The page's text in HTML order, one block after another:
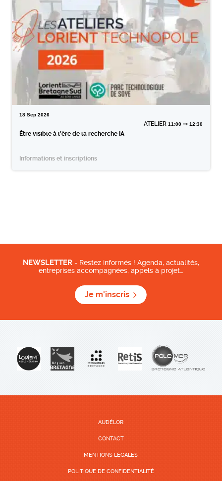
18 Sep 2026
ATELIER 11:00 12:30
Être visible à l’ère de la recherche IA
Informations et inscriptions
NEWSLETTER - Restez informés ! Agenda, actualités,
entreprises accompagnées, appels à projet…
Je m'inscris
AUDÉLOR
CONTACT
MENTIONS LÉGALES
POLITIQUE DE CONFIDENTIALITÉ